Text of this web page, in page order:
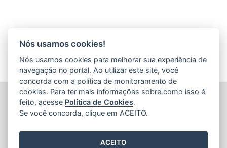
SECRETARIA DE ECONOMIA E PLANEJAMENTO (SEP)
Av.Nossa Senhora da Penha 1590, Ed.Petrovix 6º andar -
Barro Vermelho
Nós usamos cookies!
Nós usamos cookies para melhorar sua experiência de
navegação no portal. Ao utilizar este site, você
concorda com a política de monitoramento de
cookies. Para ter mais informações sobre como isso é
feito, acesse Política de Cookies.
Se você concorda, clique em ACEITO.
ACEITO